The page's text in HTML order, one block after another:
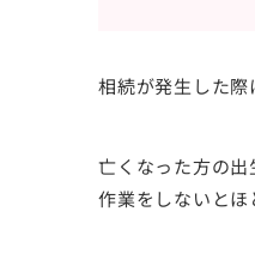
相続が発生した際
亡くなった方の
作業をしないとほ